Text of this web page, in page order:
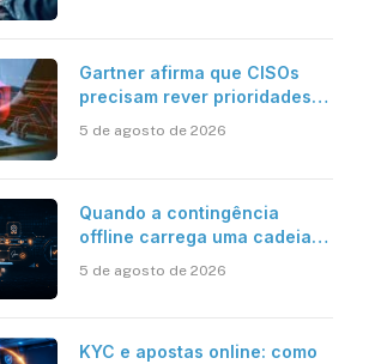
Gartner afirma que CISOs
precisam rever prioridades
para enfrentar os desafios
5 de agosto de 2026
Quando a contingência
offline carrega uma cadeia
5 de agosto de 2026
KYC e apostas online: como